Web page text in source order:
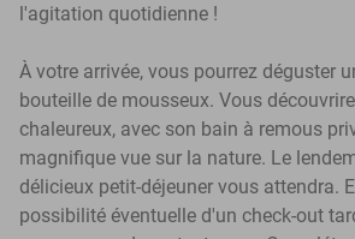
l'agitation quotidienne !
À votre arrivée, vous pourrez déguster
bouteille de mousseux. Vous
chaleureux, avec son bain à remous
magnifique vue sur la nature. Le
délicieux petit-déjeuner vous attendra.
possibilité éventuelle d'un check-out